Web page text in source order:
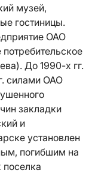
музей,
гостиницы.
ОАО
До 1990-х гг.
силами ОАО
закладки
и
установлен
погибшим на
поселка